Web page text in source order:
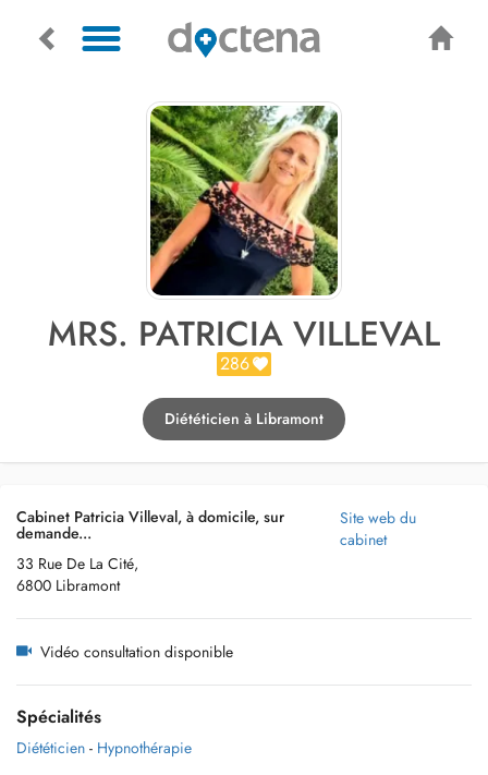
MRS. PATRICIA VILLEVAL
286
Diététicien à Libramont
Cabinet Patricia Villeval, à domicile, sur
demande...
33 Rue De La Cité,
6800 Libramont
Site web du
cabinet
Vidéo consultation disponible
Spécialités
Diététicien - Hypnothérapie